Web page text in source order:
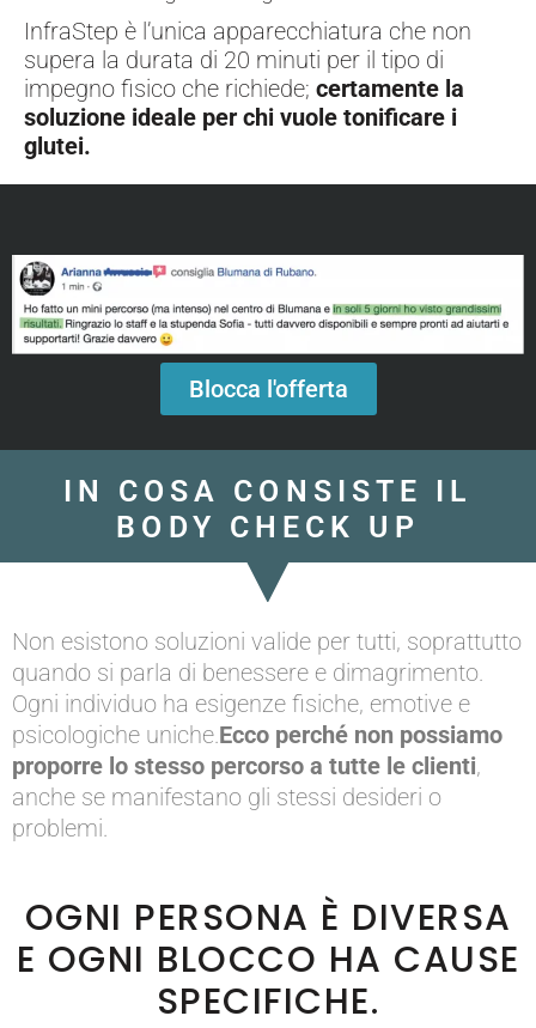
InfraStep è l’unica apparecchiatura che non
supera la durata di 20 minuti per il tipo di
impegno fisico che richiede; certamente la
soluzione ideale per chi vuole tonificare i
glutei.
Blocca l'offerta
IN COSA CONSISTE IL
BODY CHECK UP
Non esistono soluzioni valide per tutti, soprattutto
quando si parla di benessere e dimagrimento.
Ogni individuo ha esigenze fisiche, emotive e
psicologiche uniche.Ecco perché non possiamo
proporre lo stesso percorso a tutte le clienti,
anche se manifestano gli stessi desideri o
problemi.
OGNI PERSONA È DIVERSA
E OGNI BLOCCO HA CAUSE
SPECIFICHE.